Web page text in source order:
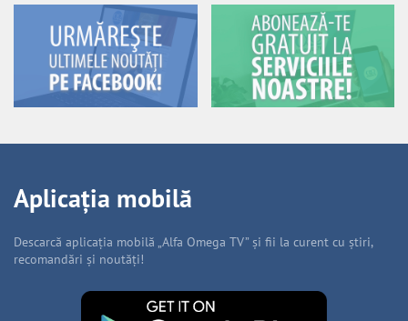
Aplicația mobilă
Descarcă aplicația mobilă „Alfa Omega TV” și fii la curent cu știri,
recomandări și noutăți!